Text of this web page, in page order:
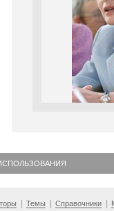
Темы Справочники